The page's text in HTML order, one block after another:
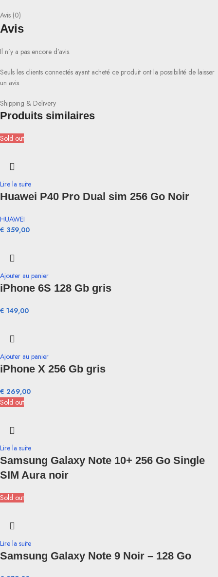
Avis (0)
Avis
Il n’y a pas encore d’avis.
Seuls les clients connectés ayant acheté ce produit ont la possibilité de laisser
un avis.
Shipping & Delivery
Produits similaires
Sold out
Lire la suite
Huawei P40 Pro Dual sim 256 Go Noir
HUAWEI
€ 359,00
Ajouter au panier
iPhone 6S 128 Gb gris
€ 149,00
Ajouter au panier
iPhone X 256 Gb gris
€ 269,00
Sold out
Lire la suite
Samsung Galaxy Note 10+ 256 Go Single
SIM Aura noir
Sold out
Lire la suite
Samsung Galaxy Note 9 Noir – 128 Go